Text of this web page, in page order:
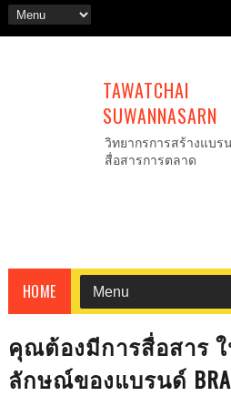
TAWATCHAI
SUWANNASARN
วิทยากรการสร้างแบร
สื่อสารการตลาด
HOME
คุณต้องมีการสื่อสาร
ลักษณ์ของแบรนด์